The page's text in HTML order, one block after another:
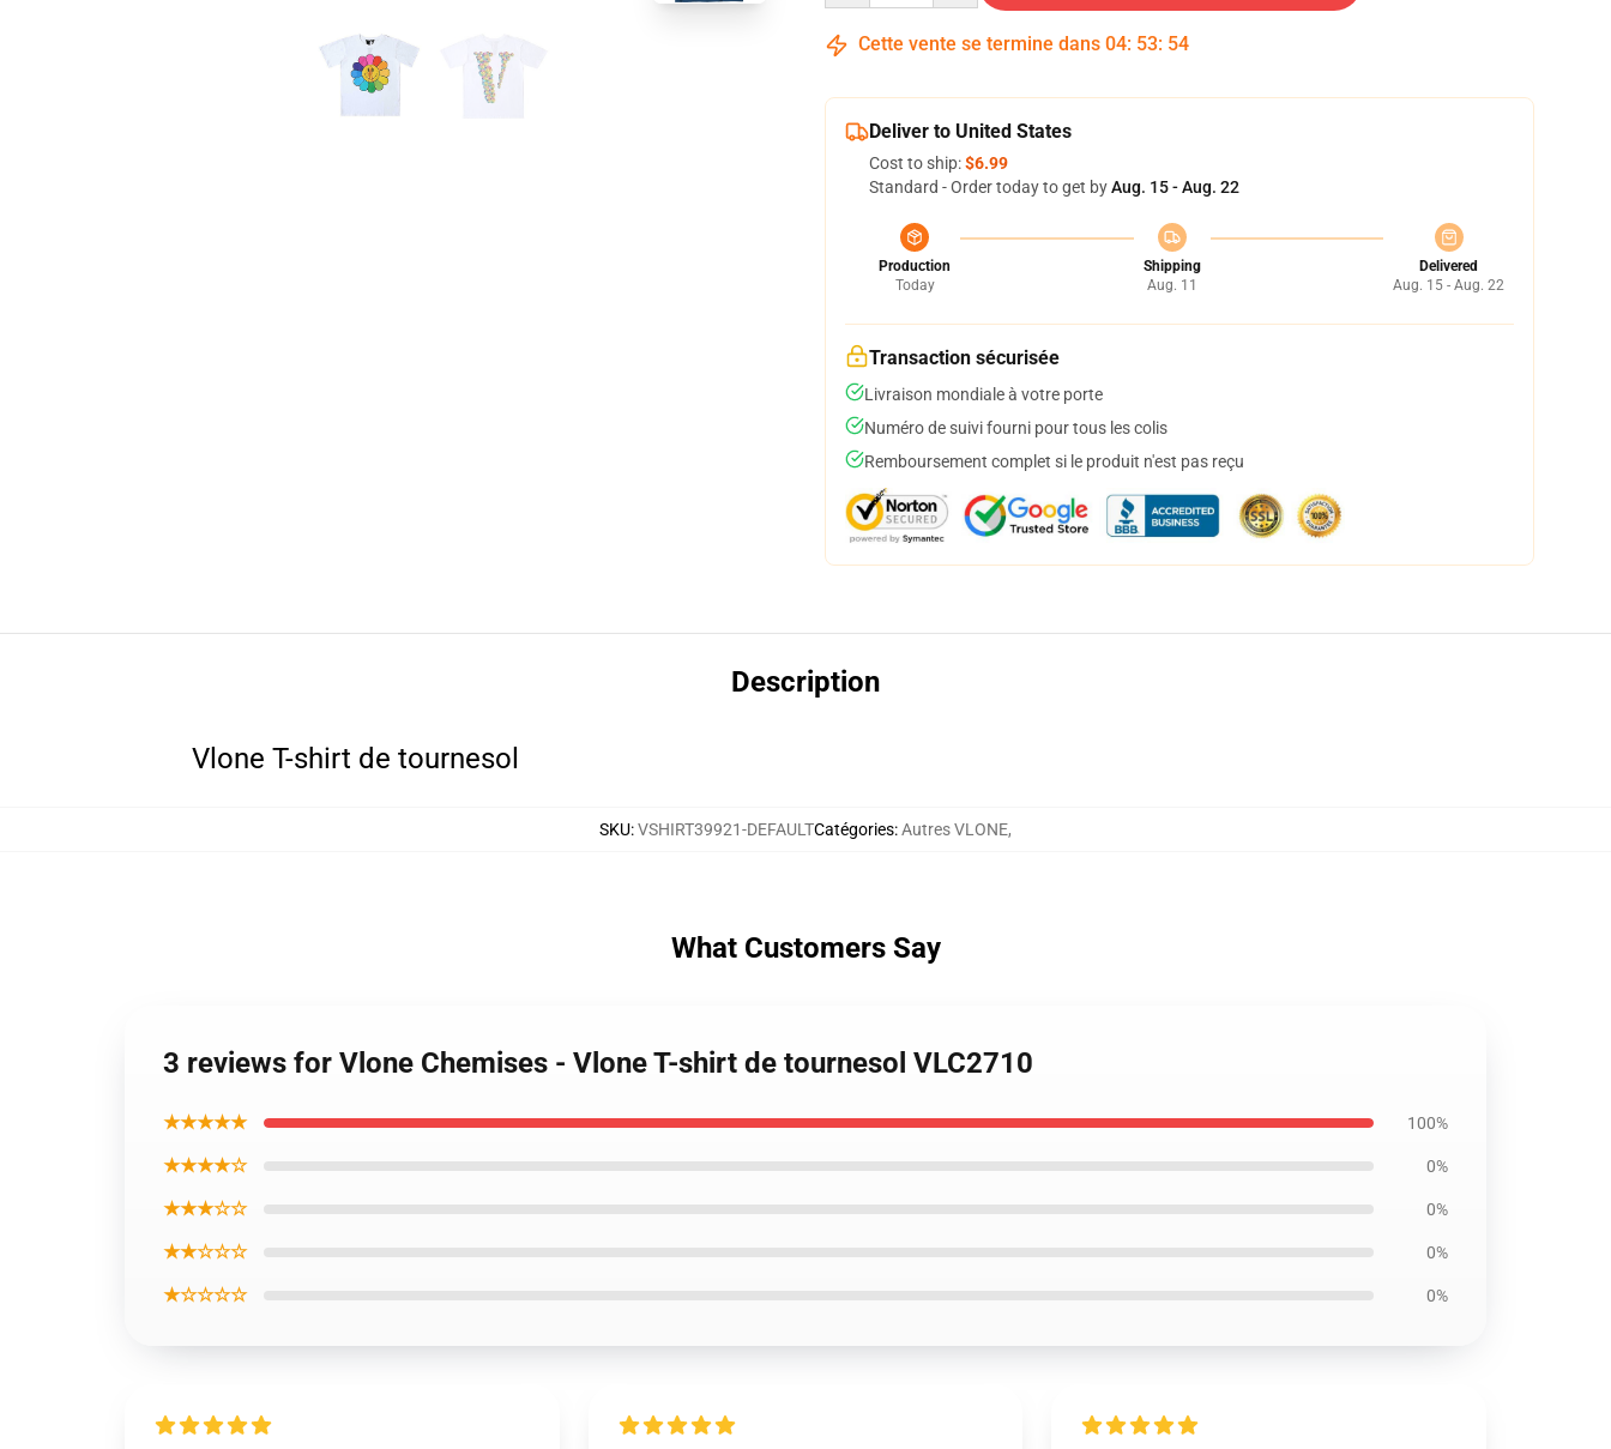
Cette vente se termine dans 04: 53: 53
Deliver to United States
Cost to ship:$6.99
Standard - Order today to get byAug. 15 - Aug. 22
Production
Today
Shipping
Aug. 11
Delivered
Aug. 15 - Aug. 22
Transaction sécurisée
Livraison mondiale à votre porte
Numéro de suivi fourni pour tous les colis
Remboursement complet si le produit n'est pas reçu
Description
Vlone T-shirt de tournesol
SKU:VSHIRT39921-DEFAULTCatégories:Autres VLONE,
What Customers Say
3 reviews for Vlone Chemises - Vlone T-shirt de tournesol VLC2710
★★★★★ 100%
★★★★☆ 0%
★★★☆☆ 0%
★★☆☆☆ 0%
★☆☆☆☆ 0%